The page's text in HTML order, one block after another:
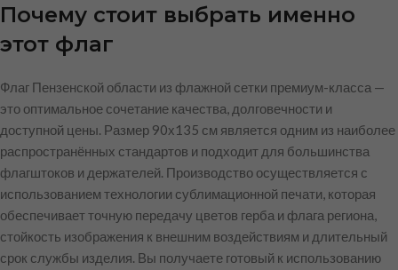
Почему стоит выбрать именно
этот флаг
Флаг Пензенской области из флажной сетки премиум-класса —
это оптимальное сочетание качества, долговечности и
доступной цены. Размер 90х135 см является одним из наиболее
распространённых стандартов и подходит для большинства
флагштоков и держателей. Производство осуществляется с
использованием технологии сублимационной печати, которая
обеспечивает точную передачу цветов герба и флага региона,
стойкость изображения к внешним воздействиям и длительный
срок службы изделия. Вы получаете готовый к использованию